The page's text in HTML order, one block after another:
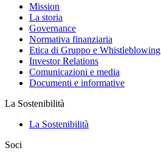
Mission
La storia
Governance
Normativa finanziaria
Etica di Gruppo e Whistleblowing
Investor Relations
Comunicazioni e media
Documenti e informative
La Sostenibilità
La Sostenibilità
Soci